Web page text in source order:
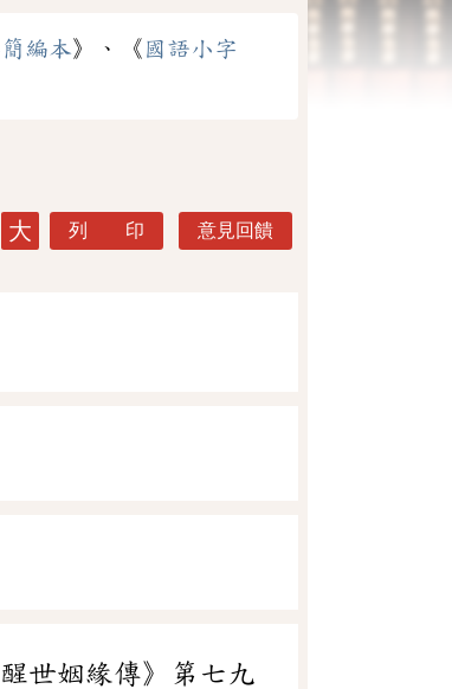
編本》、《 國語小字
大 列 印 意見回饋
世姻緣傳》第七九